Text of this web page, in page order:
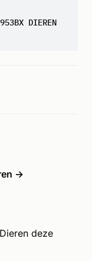
DIEREN
→
deze